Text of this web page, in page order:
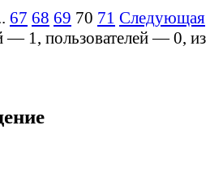
67 68 69 70 71 Следующая
— 1, пользователей —0,